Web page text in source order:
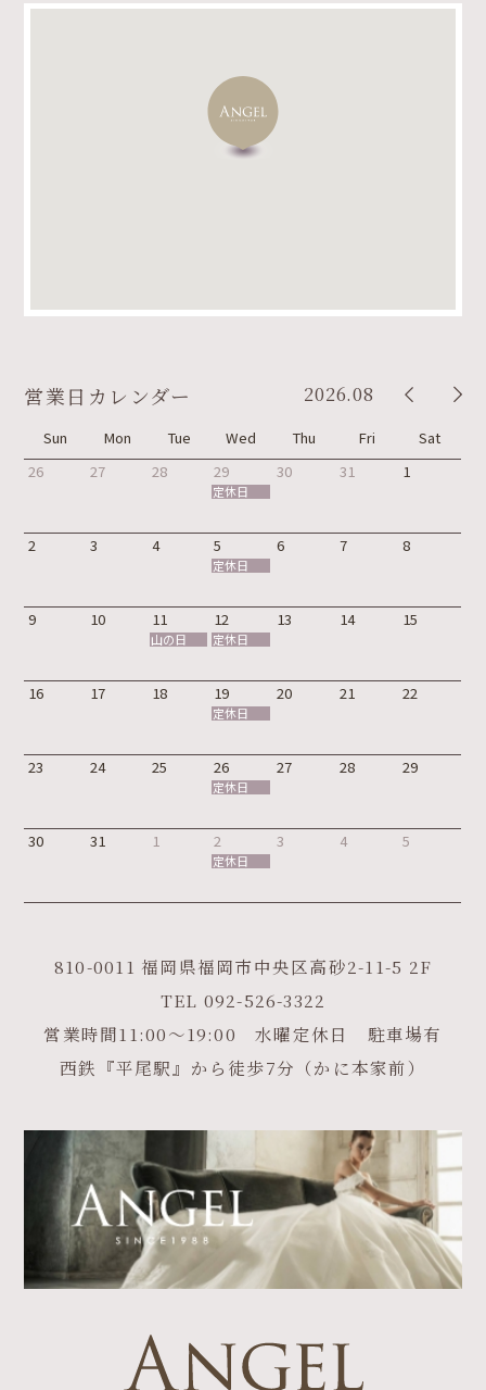
営業日カレンダー 2026.08
Sun Mon Tue Wed Thu Fri
Sat
26
27 28 29
定休日
30 31 1
2 3 4 5
定休日
6 7 8
9 10 11
山の日
12
定休日
13 14 15
16 17 18 19
定休日
20 21 22
23 24 25 26
定休日
27 28 29
30 31 1 2
定休日
3 4 5
810-0011 福岡県福岡市中央区高砂2-11-5 2F
TEL 092-526-3322
営業時間11:00～19:00 水曜定休日 駐車場有
西鉄『平尾駅』から徒歩7分（かに本家前）